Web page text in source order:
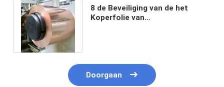
8 de Beveiliging van de het
Koperfolie van
Doorgaan